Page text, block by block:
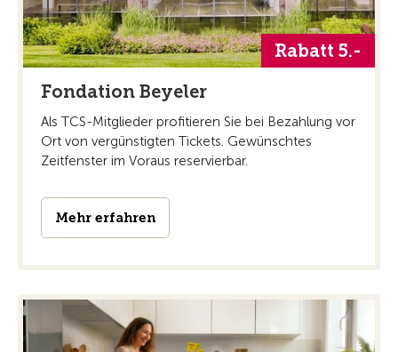
Rabatt 5.-
Fondation Beyeler
Als TCS-Mitglieder profitieren Sie bei Bezahlung vor
Ort von vergünstigten Tickets. Gewünschtes
Zeitfenster im Voraus reservierbar.
Mehr erfahren